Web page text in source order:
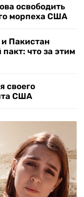
освободить
морпеха США
Пакистан
что за этим
своего
США